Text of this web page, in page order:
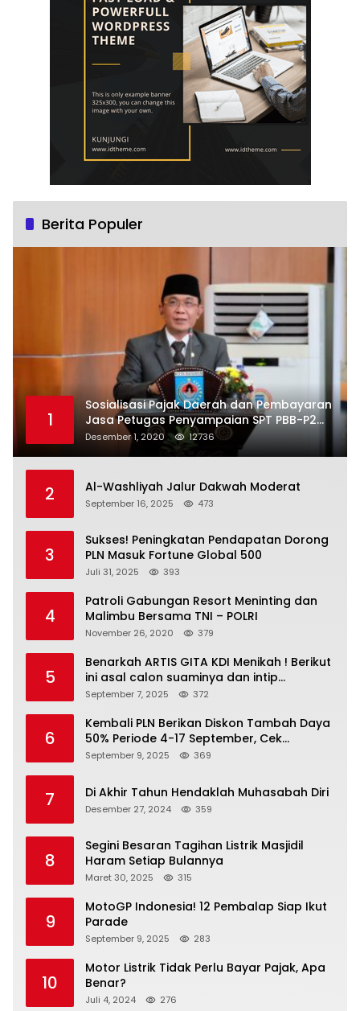
Berita Populer
1
Sosialisasi Pajak Daerah dan Pembayaran
Jasa Petugas Penyampaian SPT PBB-P2
Kota Mataram
Desember 1, 2020 12736
2 Al-Washliyah Jalur Dakwah Moderat
September 16, 2025 473
3
Sukses! Peningkatan Pendapatan Dorong
PLN Masuk Fortune Global 500
Juli 31, 2025 393
4
Patroli Gabungan Resort Meninting dan
Malimbu Bersama TNI – POLRI
November 26, 2020 379
5
Benarkah ARTIS GITA KDI Menikah ! Berikut
ini asal calon suaminya dan intip
undangannya
September 7, 2025 372
6
Kembali PLN Berikan Diskon Tambah Daya
50% Periode 4-17 September, Cek
Ketentuannya!
September 9, 2025 369
7 Di Akhir Tahun Hendaklah Muhasabah Diri
Desember 27, 2024 359
8
Segini Besaran Tagihan Listrik Masjidil
Haram Setiap Bulannya
Maret 30, 2025 315
9
MotoGP Indonesia! 12 Pembalap Siap Ikut
Parade
September 9, 2025 283
10
Motor Listrik Tidak Perlu Bayar Pajak, Apa
Benar?
Juli 4, 2024 276